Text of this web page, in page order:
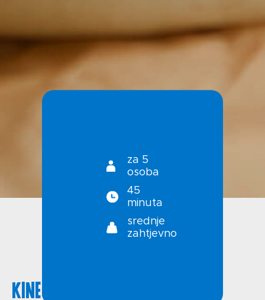
Uvjeti korištenja
za 5
osoba
45
minuta
srednje
zahtjevno
Kineske slane palačinke su